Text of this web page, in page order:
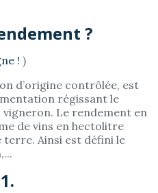
?
! )
d’origine contrôlée, est
régissant le
vigneron. Le rendement en
de vins en hectolitre
Ainsi est défini le